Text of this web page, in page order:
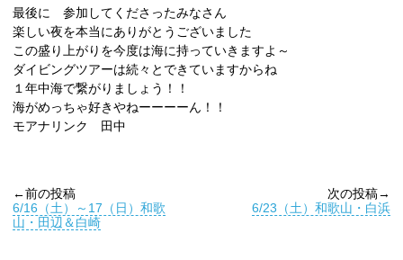
最後に 参加してくださったみなさん
楽しい夜を本当にありがとうございました
この盛り上がりを今度は海に持っていきますよ～
ダイビングツアーは続々とできていますからね
１年中海で繋がりましょう！！
海がめっちゃ好きやねーーーーん！！
モアナリンク 田中
←前の投稿
6/16（土）～17（日）和歌
山・田辺＆白崎
次の投稿→
6/23（土）和歌山・白浜